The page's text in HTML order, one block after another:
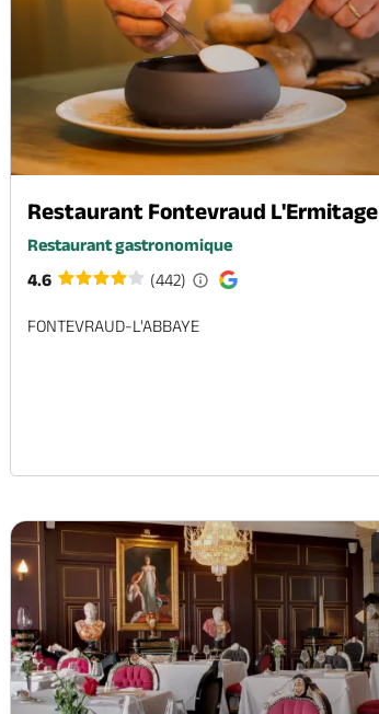
Restaurant Fontevraud L'Ermitage
Restaurant gastronomique
4.6
(442)
FONTEVRAUD-L'ABBAYE